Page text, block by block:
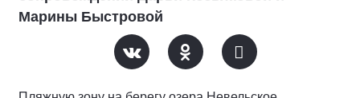
Марины Быстровой